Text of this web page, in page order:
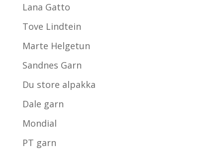
Lana Gatto
Tove Lindtein
Marte Helgetun
Sandnes Garn
Du store alpakka
Dale garn
Mondial
PT garn